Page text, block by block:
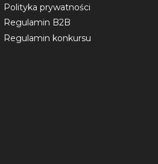
Polityka prywatności
Regulamin B2B
Regulamin konkursu